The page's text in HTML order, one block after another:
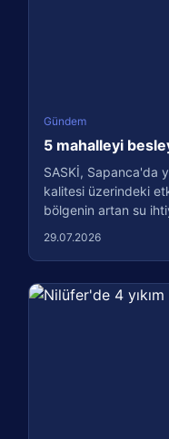
Gündem
5 mahalleyi
SASKİ, Sapanca'da
kalitesi üzerindeki
bölgenin artan su
29.07.2026